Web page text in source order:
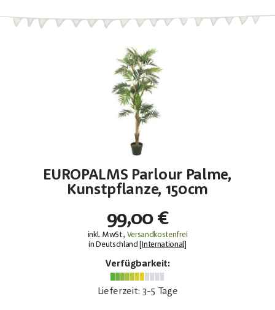
EUROPALMS Parlour Palme,
Kunstpflanze, 150cm
99,00 €
inkl. MwSt., Versandkostenfrei
in Deutschland [
International
Verfügbarkeit:
Lieferzeit: 3-5 Tage